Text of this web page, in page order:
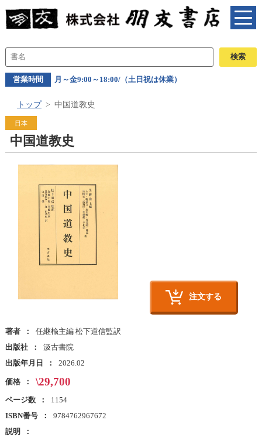
営業時間 月～金9:00～18:00/（土日祝は休業）
トップ 中国道教史
日本
中国道教史
注文する
著者
任継楡主編 松下道信監訳
出版社
汲古書院
出版年月日
2026.02
価格 \29,700
ページ数
1154
ISBN番号
9784762967672
説明